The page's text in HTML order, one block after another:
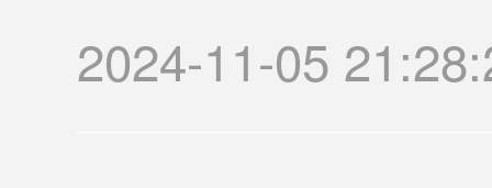
2024-11-05